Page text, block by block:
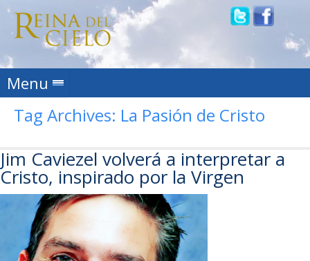
Menu Skip to content
Tag Archives: La Pasión de Cristo
Jim Caviezel volverá a interpretar a
Cristo, inspirado por la Virgen